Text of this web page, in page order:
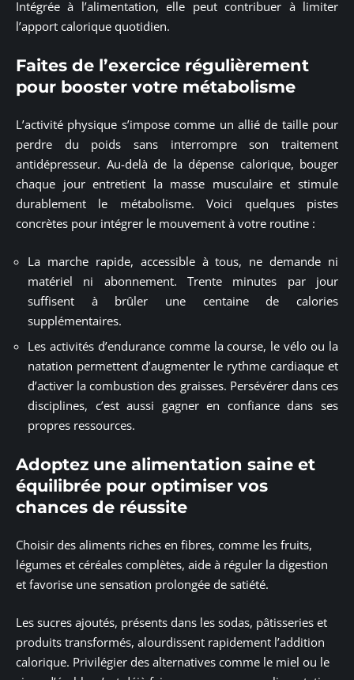
Intégrée à l’alimentation, elle peut contribuer à limiter
l’apport calorique quotidien.
Faites de l’exercice régulièrement
pour booster votre métabolisme
L’activité physique s’impose comme un allié de taille pour
perdre du poids sans interrompre son traitement
antidépresseur. Au-delà de la dépense calorique, bouger
chaque jour entretient la masse musculaire et stimule
durablement le métabolisme. Voici quelques pistes
concrètes pour intégrer le mouvement à votre routine :
La marche rapide, accessible à tous, ne demande ni
matériel ni abonnement. Trente minutes par jour
suffisent à brûler une centaine de calories
supplémentaires.
Les activités d’endurance comme la course, le vélo ou la
natation permettent d’augmenter le rythme cardiaque et
d’activer la combustion des graisses. Persévérer dans ces
disciplines, c’est aussi gagner en confiance dans ses
propres ressources.
Adoptez une alimentation saine et
équilibrée pour optimiser vos
chances de réussite
Choisir des aliments riches en fibres, comme les fruits,
légumes et céréales complètes, aide à réguler la digestion
et favorise une sensation prolongée de satiété.
Les sucres ajoutés, présents dans les sodas, pâtisseries et
produits transformés, alourdissent rapidement l’addition
calorique. Privilégier des alternatives comme le miel ou le